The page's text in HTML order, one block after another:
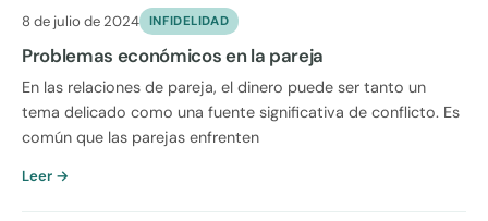
8 de julio de 2024 INFIDELIDAD
Problemas económicos en la pareja
En las relaciones de pareja, el dinero puede ser tanto un
tema delicado como una fuente significativa de conflicto. Es
común que las parejas enfrenten
Leer →